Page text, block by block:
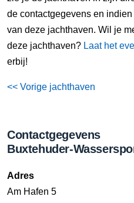
de contactgegevens en
van deze jachthaven. Wil je
deze jachthaven? Laat het
erbij!
<< Vorige jachthaven
Contactgegevens
Buxtehuder-
Adres
Am Hafen 5